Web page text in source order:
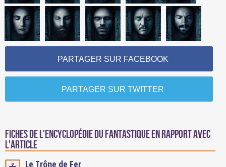
PARTAGER SUR FACEBOOK
PARTAGER SUR TWITTER
Fiches de l'encyclopédie du fantastique en rapport avec
l'article
Le Trône de Fer